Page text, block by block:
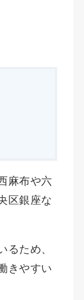
麻布や六
区銀座な
るため、
きやすい